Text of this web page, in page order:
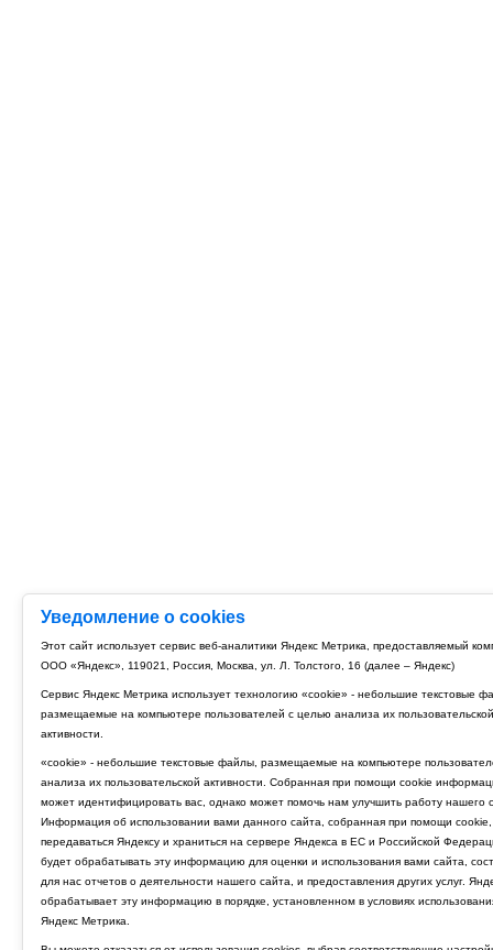
Уведомление о cookies
Этот сайт использует сервис веб-аналитики Яндекс Метрика, предоставляемый
ООО «Яндекс», 119021, Россия, Москва, ул. Л. Толстого, 16 (далее – Яндекс)
Сервис Яндекс Метрика использует технологию «cookie» - небольшие текстовые
размещаемые на компьютере пользователей с целью анализа их пользовательской
активности.
«cookie» - небольшие текстовые файлы, размещаемые на компьютере
анализа их пользовательской активности. Собранная при помощи cookie
может идентифицировать вас, однако может помочь нам улучшить работу нашего
Информация об использовании вами данного сайта, собранная при помощи cookie,
передаваться Яндексу и храниться на сервере Яндекса в ЕС и Российской
будет обрабатывать эту информацию для оценки и использования вами сайта,
для нас отчетов о деятельности нашего сайта, и предоставления других услуг.
обрабатывает эту информацию в порядке, установленном в условиях
Яндекс Метрика.